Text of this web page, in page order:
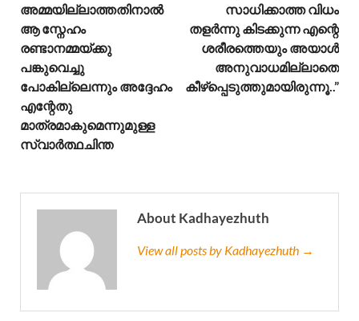
അമ്മയില്ലാത്തതിനാൽ
ആ സ്നേഹം
രണ്ടാനമ്മയ്ക്കു
പങ്കുവെച്ചു
പോകില്ലെന്നും അദ്ദേഹം
എന്റേതു
മാത്രമാകുമെന്നുമുള്ള
സ്വാർത്ഥചിന്ത
സാധിക്കാത്ത വിധം
തളർന്നു കിടക്കുന്ന എന്റെ
ശരീരത്തെയും അയാൾ
അനുവാധമില്ലാതെ
കീഴ്പ്പെടുത്തുമായിരുന്നൂ..”
About Kadhayezhuth
View all posts by Kadhayezhuth →